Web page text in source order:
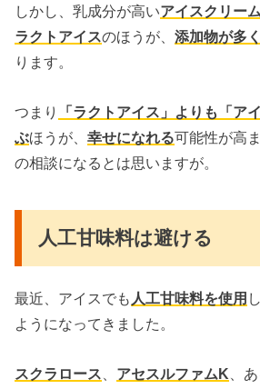
しかし、乳成分が高いアイスクリーム
ラクトアイスのほうが、添加物が多
ります。
つまり
「ラクトアイス」よりも「ア
ぶほうが、幸せになれる可能性が高
の相談になるとは思いますが。
人工甘味料は避ける
最近、アイスでも 人工甘味料を使用
ようになってきました。
スクラロース アセスルファムK 、